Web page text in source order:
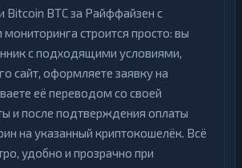
Bitcoin BTC за Райффайзен с
строится просто: вы
с подходящими условиями,
сайт, оформляете заявку на
её переводом со своей
и после подтверждения оплаты
на указанный криптокошелёк. Всё
удобно и прозрачно при